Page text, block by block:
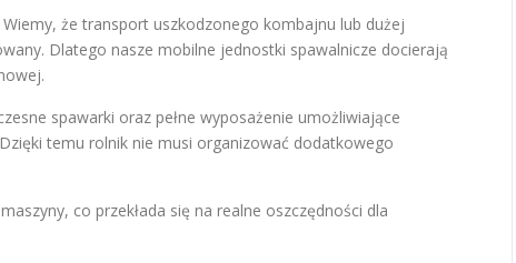
że transport uszkodzonego kombajnu lub dużej
Dlatego nasze mobilne jednostki spawalnicze docierają
spawarki oraz pełne wyposażenie umożliwiające
temu rolnik nie musi organizować dodatkowego
co przekłada się na realne oszczędności dla